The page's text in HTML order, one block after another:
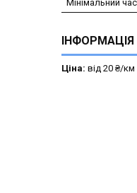
Мінімальний
Ціна: від 20 ₴/км